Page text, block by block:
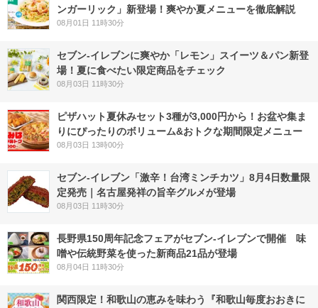
ンガーリック」新登場！爽やか夏メニューを徹底解説
08月01日 11時30分
セブン‐イレブンに爽やか「レモン」スイーツ＆パン新登
場！夏に食べたい限定商品をチェック
08月03日 11時30分
ピザハット夏休みセット3種が3,000円から！お盆や集ま
りにぴったりのボリューム&おトクな期間限定メニュー
08月03日 13時00分
セブン-イレブン「激辛！台湾ミンチカツ」8月4日数量限
定発売｜名古屋発祥の旨辛グルメが登場
08月03日 11時30分
長野県150周年記念フェアがセブン-イレブンで開催 味
噌や伝統野菜を使った新商品21品が登場
08月04日 11時30分
関西限定！和歌山の恵みを味わう『和歌山毎度おおきに